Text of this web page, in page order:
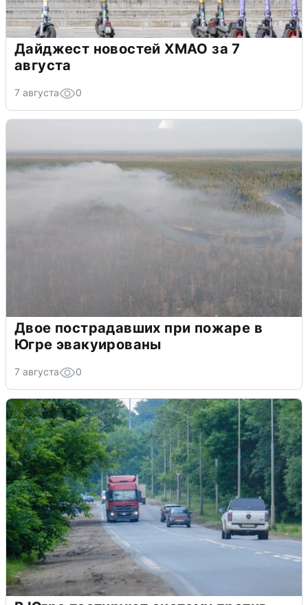
Дайджест новостей ХМАО за 7
августа
7 августа 0
Двое пострадавших при пожаре в
Югре эвакуированы
7 августа 0